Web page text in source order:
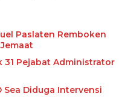
Paslaten Remboken
31 Pejabat Administrator
Sea Diduga Intervensi